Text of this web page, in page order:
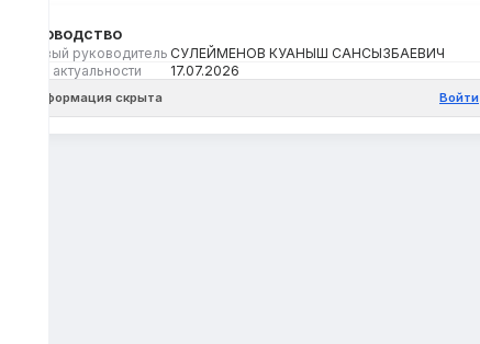
Руководство
Первый руководитель СУЛЕЙМЕНОВ КУАНЫШ САНСЫЗБАЕВИЧ
Дата актуальности
17.07.2026
Информация скрыта Войти